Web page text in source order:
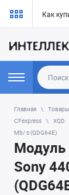
Как
Главная Товары
CFexpress
XQD
Mb/ s (QDG64E)
Модуль
Sony